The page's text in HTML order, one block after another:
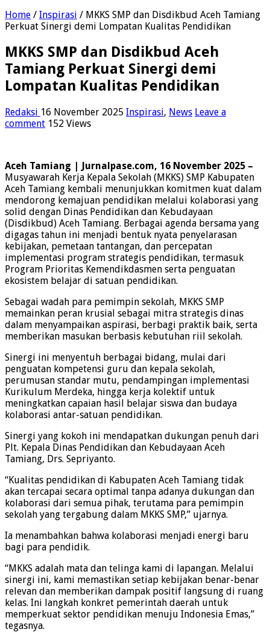
Home / Inspirasi / MKKS SMP dan Disdikbud Aceh Tamiang
Perkuat Sinergi demi Lompatan Kualitas Pendidikan
MKKS SMP dan Disdikbud Aceh
Tamiang Perkuat Sinergi demi
Lompatan Kualitas Pendidikan
Redaksi 16 November 2025 Inspirasi, News Leave a
comment 152 Views
Aceh Tamiang | Jurnalpase.com, 16 November 2025 –
Musyawarah Kerja Kepala Sekolah (MKKS) SMP Kabupaten
Aceh Tamiang kembali menunjukkan komitmen kuat dalam
mendorong kemajuan pendidikan melalui kolaborasi yang
solid dengan Dinas Pendidikan dan Kebudayaan
(Disdikbud) Aceh Tamiang. Berbagai agenda bersama yang
digagas tahun ini menjadi bentuk nyata penyelarasan
kebijakan, pemetaan tantangan, dan percepatan
implementasi program strategis pendidikan, termasuk
Program Prioritas Kemendikdasmen serta penguatan
ekosistem belajar di satuan pendidikan.
Sebagai wadah para pemimpin sekolah, MKKS SMP
memainkan peran krusial sebagai mitra strategis dinas
dalam menyampaikan aspirasi, berbagi praktik baik, serta
memberikan masukan berbasis kebutuhan riil sekolah.
Sinergi ini menyentuh berbagai bidang, mulai dari
penguatan kompetensi guru dan kepala sekolah,
perumusan standar mutu, pendampingan implementasi
Kurikulum Merdeka, hingga kerja kolektif untuk
meningkatkan capaian hasil belajar siswa dan budaya
kolaborasi antar-satuan pendidikan.
Sinergi yang kokoh ini mendapatkan dukungan penuh dari
Plt. Kepala Dinas Pendidikan dan Kebudayaan Aceh
Tamiang, Drs. Sepriyanto.
“Kualitas pendidikan di Kabupaten Aceh Tamiang tidak
akan tercapai secara optimal tanpa adanya dukungan dan
kolaborasi dari semua pihak, terutama para pemimpin
sekolah yang tergabung dalam MKKS SMP,” ujarnya.
Ia menambahkan bahwa kolaborasi menjadi energi baru
bagi para pendidik.
“MKKS adalah mata dan telinga kami di lapangan. Melalui
sinergi ini, kami memastikan setiap kebijakan benar-benar
relevan dan memberikan dampak positif langsung di ruang
kelas. Ini langkah konkret pemerintah daerah untuk
memperkuat sektor pendidikan menuju Indonesia Emas,”
tegasnya.